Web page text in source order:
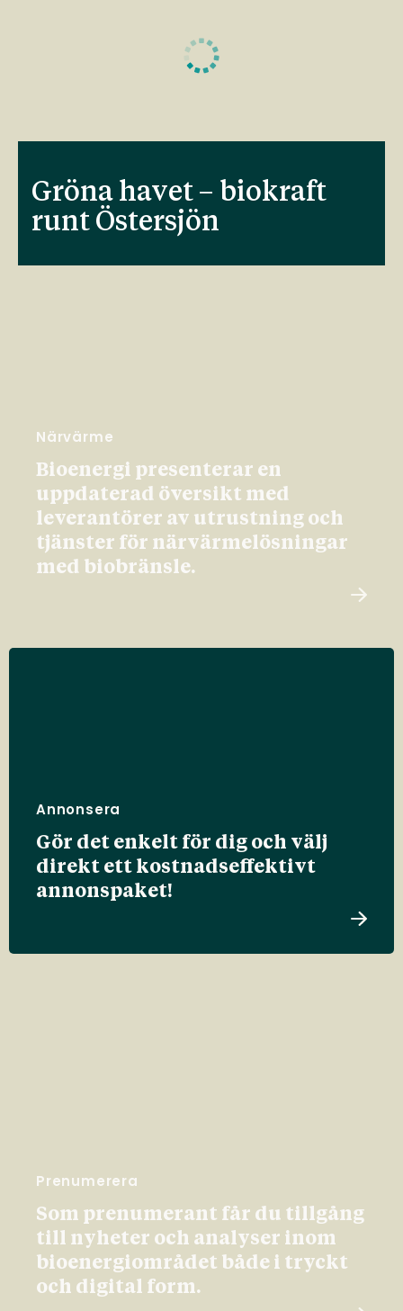
Gröna havet – biokraft
runt Östersjön
Närvärme
Bioenergi presenterar en
uppdaterad översikt med
leverantörer av utrustning och
tjänster för närvärmelösningar
med biobränsle.
Annonsera
Gör det enkelt för dig och välj
direkt ett kostnadseffektivt
annonspaket!
Prenumerera
Som prenumerant får du tillgång
till nyheter och analyser inom
bioenergiområdet både i tryckt
och digital form.